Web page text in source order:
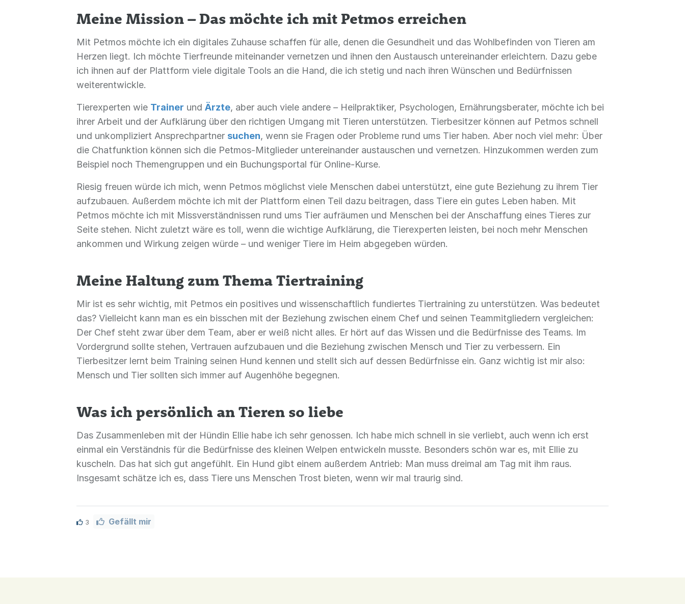
Meine Mission – Das möchte ich mit Petmos erreichen
Mit Petmos möchte ich ein digitales Zuhause schaffen für alle, denen die Gesundheit und das Wohlbefinden von Tieren am
Herzen liegt. Ich möchte Tierfreunde miteinander vernetzen und ihnen den Austausch untereinander erleichtern. Dazu gebe
ich ihnen auf der Plattform viele digitale Tools an die Hand, die ich stetig und nach ihren Wünschen und Bedürfnissen
weiterentwickle.
Tierexperten wie Trainer und Ärzte, aber auch viele andere – Heilpraktiker, Psychologen, Ernährungsberater, möchte ich bei
ihrer Arbeit und der Aufklärung über den richtigen Umgang mit Tieren unterstützen. Tierbesitzer können auf Petmos schnell
und unkompliziert Ansprechpartner suchen, wenn sie Fragen oder Probleme rund ums Tier haben. Aber noch viel mehr: Über
die Chatfunktion können sich die Petmos-Mitglieder untereinander austauschen und vernetzen. Hinzukommen werden zum
Beispiel noch Themengruppen und ein Buchungsportal für Online-Kurse.
Riesig freuen würde ich mich, wenn Petmos möglichst viele Menschen dabei unterstützt, eine gute Beziehung zu ihrem Tier
aufzubauen. Außerdem möchte ich mit der Plattform einen Teil dazu beitragen, dass Tiere ein gutes Leben haben. Mit
Petmos möchte ich mit Missverständnissen rund ums Tier aufräumen und Menschen bei der Anschaffung eines Tieres zur
Seite stehen. Nicht zuletzt wäre es toll, wenn die wichtige Aufklärung, die Tierexperten leisten, bei noch mehr Menschen
ankommen und Wirkung zeigen würde – und weniger Tiere im Heim abgegeben würden.
Meine Haltung zum Thema Tiertraining
Mir ist es sehr wichtig, mit Petmos ein positives und wissenschaftlich fundiertes Tiertraining zu unterstützen. Was bedeutet
das? Vielleicht kann man es ein bisschen mit der Beziehung zwischen einem Chef und seinen Teammitgliedern vergleichen:
Der Chef steht zwar über dem Team, aber er weiß nicht alles. Er hört auf das Wissen und die Bedürfnisse des Teams. Im
Vordergrund sollte stehen, Vertrauen aufzubauen und die Beziehung zwischen Mensch und Tier zu verbessern. Ein
Tierbesitzer lernt beim Training seinen Hund kennen und stellt sich auf dessen Bedürfnisse ein. Ganz wichtig ist mir also:
Mensch und Tier sollten sich immer auf Augenhöhe begegnen.
Was ich persönlich an Tieren so liebe
Das Zusammenleben mit der Hündin Ellie habe ich sehr genossen. Ich habe mich schnell in sie verliebt, auch wenn ich erst
einmal ein Verständnis für die Bedürfnisse des kleinen Welpen entwickeln musste. Besonders schön war es, mit Ellie zu
kuscheln. Das hat sich gut angefühlt. Ein Hund gibt einem außerdem Antrieb: Man muss dreimal am Tag mit ihm raus.
Insgesamt schätze ich es, dass Tiere uns Menschen Trost bieten, wenn wir mal traurig sind.
3 Gefällt mir